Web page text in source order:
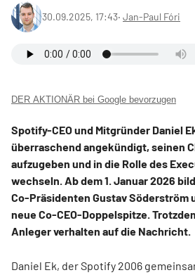
30.09.2025, 17:43‧ Jan-Paul Fóri
DER AKTIONÄR bei Google bevorzugen
Spotify-CEO und Mitgründer Daniel
überraschend angekündigt, seinen
aufzugeben und in die Rolle des
wechseln. Ab dem 1. Januar 2026
Co-Präsidenten Gustav Söderström
neue Co-CEO-Doppelspitze.
Anleger verhalten auf die Nachricht.
Daniel Ek, der Spotify 2006